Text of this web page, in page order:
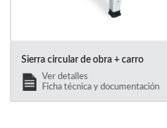
Sierra circular de obra + carro
Ver detalles
Ficha técnica y documentación